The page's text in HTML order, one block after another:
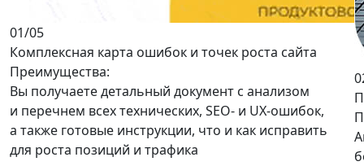
01/05
Комплексная карта ошибок и точек роста сайта
Преимущества:
Вы получаетедетальный документ с анализом
и перечнем всех технических, SEO- и UX-ошибок,
а также готовые инструкции, что и как исправить
для роста позиций и трафика